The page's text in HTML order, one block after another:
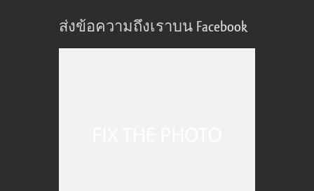
ส่งข้อความถึงเราบน Facebook